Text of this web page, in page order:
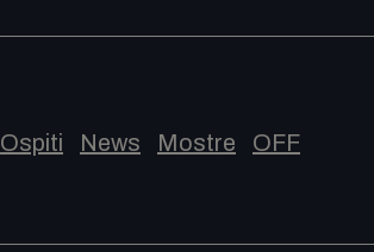
Ospiti News Mostre
OFF